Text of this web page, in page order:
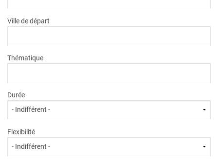
Ville de départ
Thématique
Durée
Flexibilité